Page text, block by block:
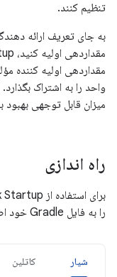
تنظیم کنند.
به جای تعریف ارائه
مقداردهی اولیه کننده
واحد را به اشتراک
میزان قابل توجهی
راه اندازی
را به فایل Gradle خود اضافه کنید:
شیار کاتلین